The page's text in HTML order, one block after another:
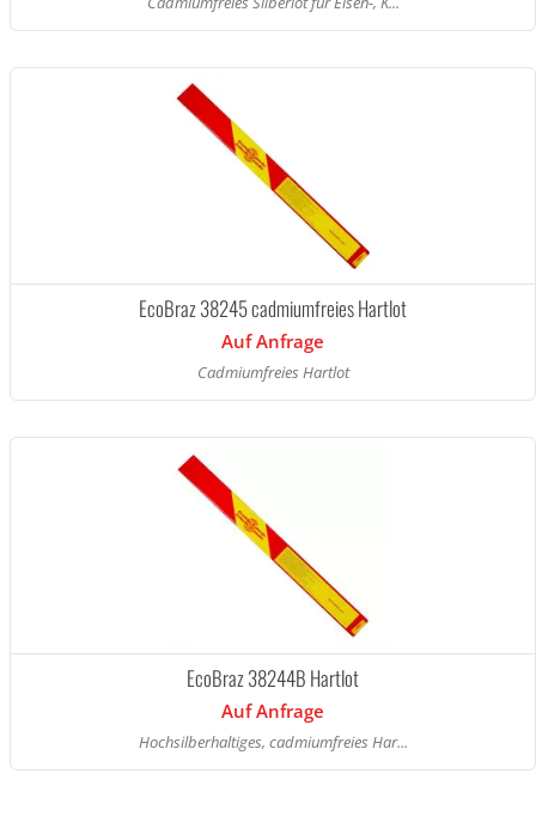
EcoBraz 38245 cadmiumfreies Hartlot
Auf Anfrage
Cadmiumfreies Hartlot
EcoBraz 38244B Hartlot
Auf Anfrage
Hochsilberhaltiges, cadmiumfreies Har...